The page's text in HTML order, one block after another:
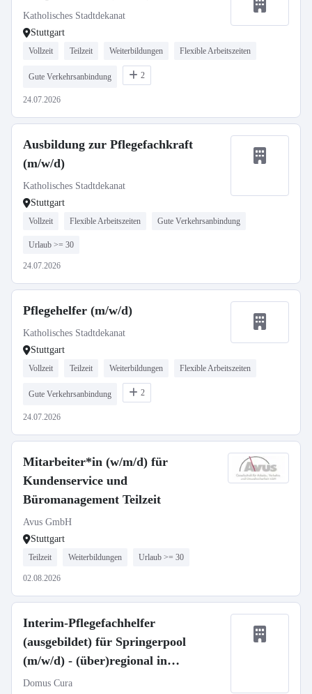
Katholisches Stadtdekanat
Stuttgart
Vollzeit Teilzeit Weiterbildungen Flexible Arbeitszeiten
Gute Verkehrsanbindung 2
24.07.2026
Ausbildung zur Pflegefachkraft
(m/w/d)
Katholisches Stadtdekanat
Stuttgart
Vollzeit Flexible Arbeitszeiten Gute Verkehrsanbindung
Urlaub >= 30
24.07.2026
Pflegehelfer (m/w/d)
Katholisches Stadtdekanat
Stuttgart
Vollzeit Teilzeit Weiterbildungen Flexible Arbeitszeiten
Gute Verkehrsanbindung 2
24.07.2026
Mitarbeiter*in (w/m/d) für
Kundenservice und
Büromanagement Teilzeit
Avus GmbH
Stuttgart
Teilzeit Weiterbildungen Urlaub >= 30
02.08.2026
Interim-Pflegefachhelfer
(ausgebildet) für Springerpool
(m/w/d) - (über)regional in
Vollzeit/Teilzeit
Domus Cura